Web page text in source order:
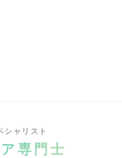
シャリスト
専門士